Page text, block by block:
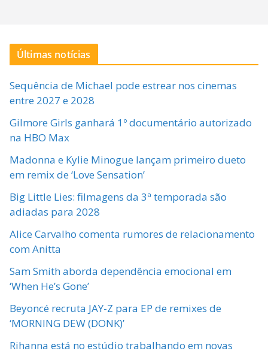
Últimas notícias
Sequência de Michael pode estrear nos cinemas
entre 2027 e 2028
Gilmore Girls ganhará 1º documentário autorizado
na HBO Max
Madonna e Kylie Minogue lançam primeiro dueto
em remix de ‘Love Sensation’
Big Little Lies: filmagens da 3ª temporada são
adiadas para 2028
Alice Carvalho comenta rumores de relacionamento
com Anitta
Sam Smith aborda dependência emocional em
‘When He’s Gone’
Beyoncé recruta JAY-Z para EP de remixes de
‘MORNING DEW (DONK)’
Rihanna está no estúdio trabalhando em novas